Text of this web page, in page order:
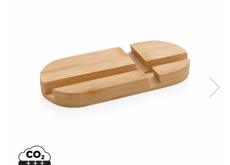
Hartie si articole din hartie
Bibliorafturi, caiete mecanice,
separatoare
Capsatoare, capse si perforatoare
Caiete si blocnotesuri
Etichetare si ambalare